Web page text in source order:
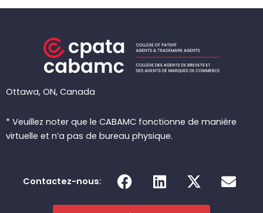
Ottawa, ON, Canada
* Veuillez noter que le CABAMC fonctionne de manière
virtuelle et n’a pas de bureau physique.
Contactez-nous: F
a
c
L
i
n
X
-
t
E
n